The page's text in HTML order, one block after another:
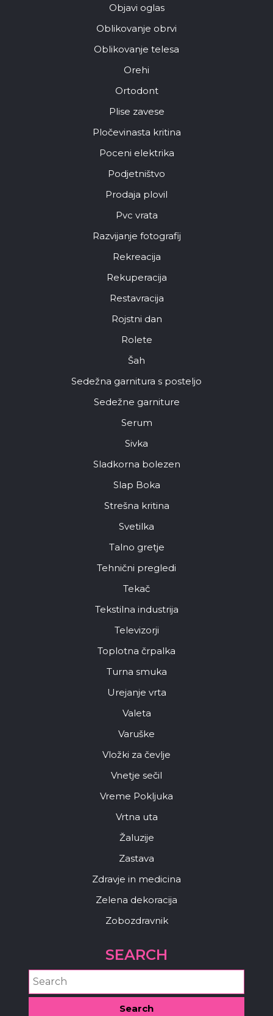
Objavi oglas
Oblikovanje obrvi
Oblikovanje telesa
Orehi
Ortodont
Plise zavese
Pločevinasta kritina
Poceni elektrika
Podjetništvo
Prodaja plovil
Pvc vrata
Razvijanje fotografij
Rekreacija
Rekuperacija
Restavracija
Rojstni dan
Rolete
Šah
Sedežna garnitura s posteljo
Sedežne garniture
Serum
Sivka
Sladkorna bolezen
Slap Boka
Strešna kritina
Svetilka
Talno gretje
Tehnični pregledi
Tekač
Tekstilna industrija
Televizorji
Toplotna črpalka
Turna smuka
Urejanje vrta
Valeta
Varuške
Vložki za čevlje
Vnetje sečil
Vreme Pokljuka
Vrtna uta
Žaluzije
Zastava
Zdravje in medicina
Zelena dekoracija
Zobozdravnik
SEARCH